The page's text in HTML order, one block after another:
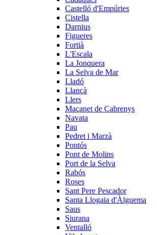
Castelló d'Empúries
Cistella
Darnius
Figueres
Fortià
L'Escala
La Jonquera
La Selva de Mar
Lladó
Llançà
Llers
Maçanet de Cabrenys
Navata
Pau
Pedret i Marzà
Pontós
Pont de Molins
Port de la Selva
Rabós
Roses
Sant Pere Pescador
Santa Llogaia d'Àlguema
Saus
Siurana
Ventalló